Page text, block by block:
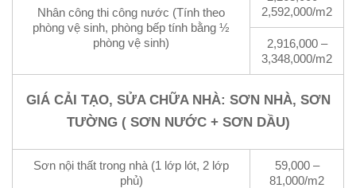
Nhân công thi công nước (Tính theo
phòng vệ sinh, phòng bếp tính bằng ½
phòng vệ sinh)
2,592,000/m2
2,916,000 –
3,348,000/m2
GIÁ CẢI TẠO, SỬA CHỮA NHÀ: SƠN NHÀ, SƠN
TƯỜNG ( SƠN NƯỚC + SƠN DẦU)
Sơn nội thất trong nhà (1 lớp lót, 2 lớp
phủ)
59,000 –
81,000/m2